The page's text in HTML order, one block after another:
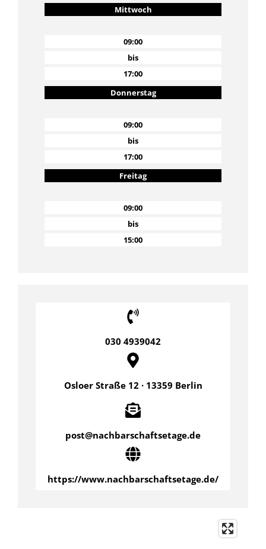
Mittwoch
09:00
bis
17:00
Donnerstag
09:00
bis
17:00
Freitag
09:00
bis
15:00
030 4939042
Osloer Straße 12 · 13359 Berlin
post@nachbarschaftsetage.de
https://www.nachbarschaftsetage.de/